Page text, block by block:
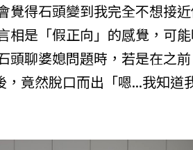
覺得石頭變到我完全不想接
相是「假正向」的感覺，可
頭聊婆媳問題時，若是在之
竟然脫口而出「嗯...我知道